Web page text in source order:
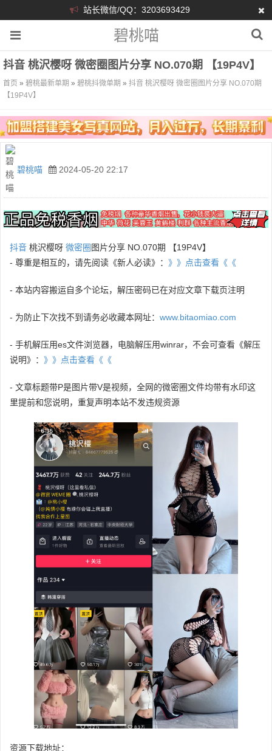
站长微信/QQ：3203693429
碧桃喵
抖音 桃沢樱呀 微密圈图片分享 NO.070期 【19P4V】
首页 » 碧桃最新单期 » 碧桃抖微单期 » 抖音 桃沢樱呀 微密圈图片分享 NO.070期
【19P4V】
碧桃喵 2024-05-20 22:17
抖音 桃沢樱呀 微密圈 图片分享 NO.070期 【19P4V】
- 尊重是相互的，请先阅读《新人必读》： 》》点击查看《《
- 本站内容搬运自多个论坛，解压密码已在对应文章下载页注明
- 为防止下次找不到请务必收藏本网址： www.bitaomiao.com
- 手机解压用es文件浏览器，电脑解压用winrar，不会可查看《解压
说明》： 》》点击查看《《
- 文章标题带P是图片带V是视频，全网的微密圈文件均带有水印这
里提前和您说明，重复声明本站不发违规资源
资源下载地址：